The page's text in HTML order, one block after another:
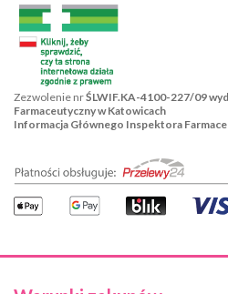
Zezwolenie nrŚLWIF.KA-4100-227/09
Farmaceutyczny w Katowicach
Informacja Głównego Inspektora